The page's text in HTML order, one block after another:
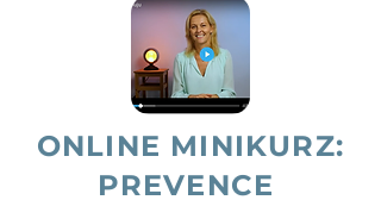
ONLINE MINIKURZ:
PREVENCE